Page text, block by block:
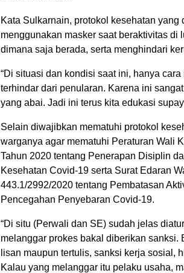
Kata Sulkarnain, protokol kesehatan
menggunakan masker saat beraktivitas di
dimana saja berada, serta menghindari
“Di situasi dan kondisi saat ini, hanya
terhindar dari penularan. Karena ini
yang abai. Jadi ini terus kita edukasi
Selain diwajibkan mematuhi protokol
warganya agar mematuhi Peraturan Wali
Tahun 2020 tentang Penerapan Disiplin
Kesehatan Covid-19 serta Surat Edaran
443.1/2992/2020 tentang Pembatasan
Pencegahan Penyebaran Covid-19.
“Di situ (Perwali dan SE) sudah jelas
melanggar prokes bakal diberikan sanksi.
lisan maupun tertulis, sanksi kerja sosial,
Kalau yang melanggar itu pelaku usaha,